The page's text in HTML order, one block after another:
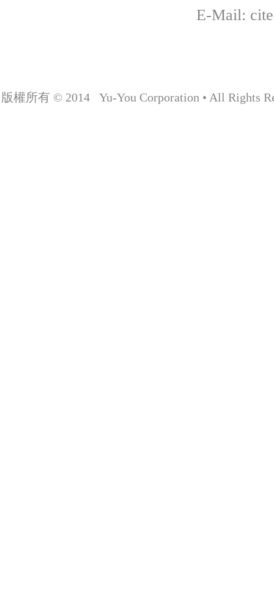
E-Mail:
版權所有 © 2014 Yu-You Corporation • All Rights